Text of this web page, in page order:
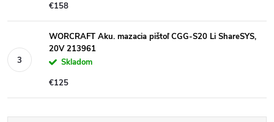
€158
WORCRAFT Aku. mazacia pištoľ CGG-S20 Li ShareSYS,
20V 213961
Skladom
€125